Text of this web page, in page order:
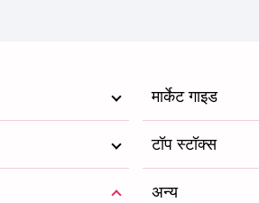
मार्केट गाइड
टॉप स्टॉक्स
अन्य